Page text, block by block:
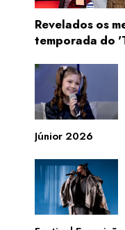
Revelados os
temporada do
Júnior 2026